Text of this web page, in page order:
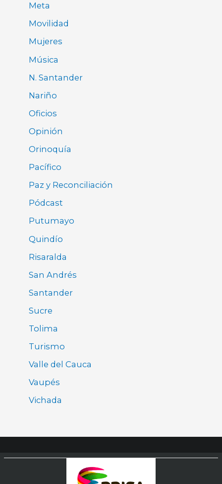
Meta
Movilidad
Mujeres
Música
N. Santander
Nariño
Oficios
Opinión
Orinoquía
Pacífico
Paz y Reconciliación
Pódcast
Putumayo
Quindío
Risaralda
San Andrés
Santander
Sucre
Tolima
Turismo
Valle del Cauca
Vaupés
Vichada